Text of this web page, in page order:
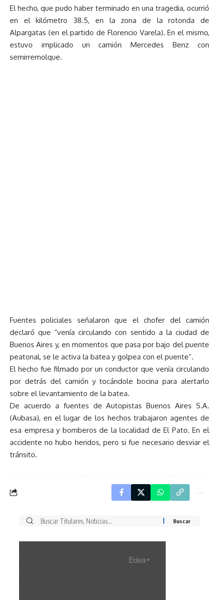
El hecho, que pudo haber terminado en una tragedia, ocurrió
en el kilómetro 38.5, en la zona de la rotonda de
Alpargatas (en el partido de Florencio Varela). En el mismo,
estuvo implicado un camión Mercedes Benz con
semirremolque.
Fuentes policiales señalaron que el chofer del camión
declaró que “venía circulando con sentido a la ciudad de
Buenos Aires y, en momentos que pasa por bajo del puente
peatonal, se le activa la batea y golpea con el puente”.
El hecho fue filmado por un conductor que venía circulando
por detrás del camión y tocándole bocina para alertarlo
sobre el levantamiento de la batea.
De acuerdo a fuentes de Autopistas Buenos Aires S.A.
(Aubasa), en el lugar de los hechos trabajaron agentes de
esa empresa y bomberos de la localidad de El Pato. En el
accidente no hubo heridos, pero si fue necesario desviar el
tránsito.
Buscar